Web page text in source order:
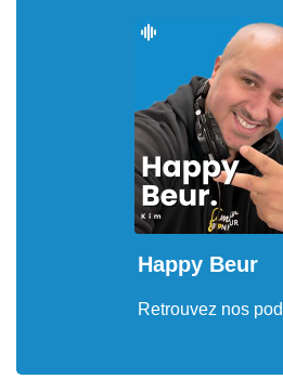
Happy Beur
Retrouvez nos